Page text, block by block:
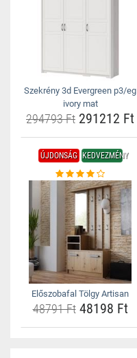
Szekrény 3d Evergreen p3/eg
ivory mat
294793 Ft 291212 Ft
ÚJDONSÁG KEDVEZMÉNY
Előszobafal Tölgy Artisan
48791 Ft48198 Ft